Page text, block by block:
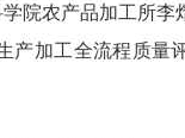
院农产品加工所李
产加工全流程质量